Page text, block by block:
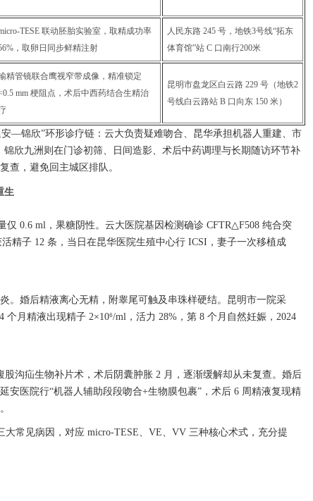
TESE 联动胚胎实验室，取精成功率
，取卵日同步鲜精注射
人民东路 245 号，地铁3号线“拓东
体育馆”站 C 口南行200米
精管镜联合鹰视窄带成像，精准锁定
mm 梗阻点，术后中西药结合生精治
昆明市盘龙区白云路 229 号（地铁2
号线白云路站 B 口向东 150 米）
锦欣”环形诊疗链：云大负责疑难吻合、昆华承担机器人重建、市
欣九洲则在门诊初筛、日间造影、术后中药调理与长期随访环节补
查，避免回主城区排队。
生
仅 0.6 ml，果糖阴性。云大医院基因检测确诊 CFTR△F508 纯合突
精子 12 条，当日在昆华医院生殖中心行 ICSI，妻子一次移植成
。婚后精液离心无精，附睾尾可触及串珠样硬结。昆明市一院采
个月精液出现精子 2×10⁶/ml，活力 28%，第 8 个月自然妊娠，2024
沟疝生物补片术，术后阴囊肿胀 2 月，逐渐缓解却从未复查。婚后
安医院行“机器人辅助段段吻合+生物膜包裹”，术后 6 周精液复现精
常见病因，对应 micro-TESE、VE、VV 三种核心术式，充分提